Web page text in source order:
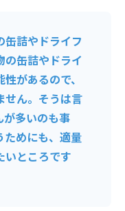
缶詰やドライフ
の缶詰やドライ
があるので、
せん。そうは言
が多いのも事
ためにも、適量
いところです